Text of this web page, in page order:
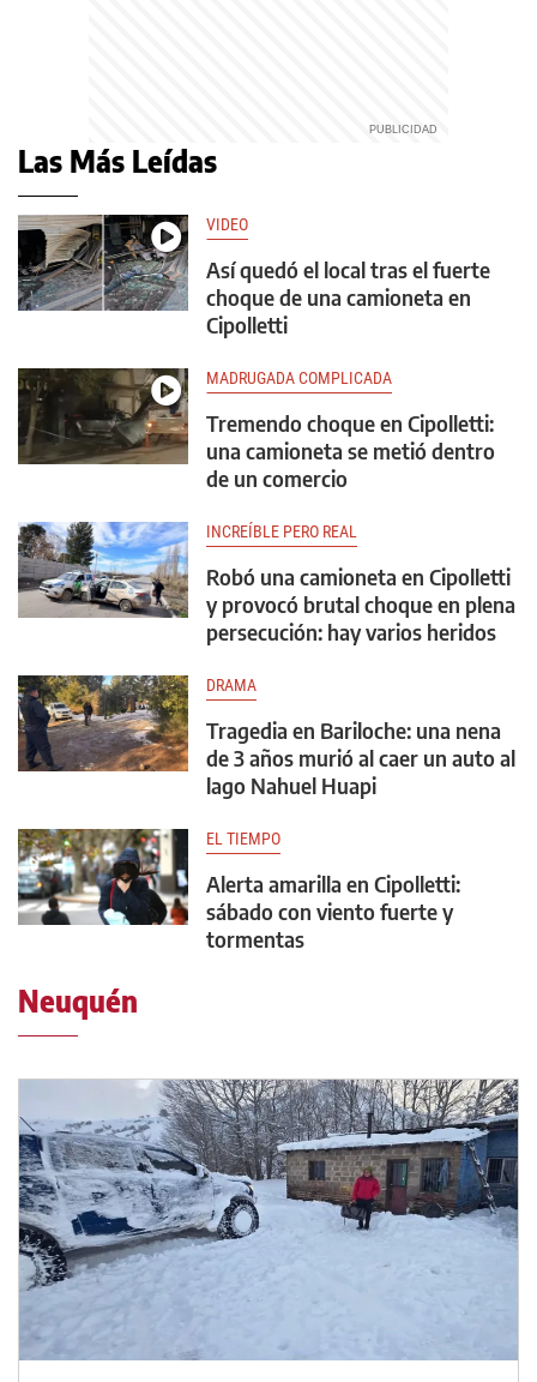
Las Más Leídas
VIDEO
Así quedó el local tras el fuerte
choque de una camioneta en
Cipolletti
MADRUGADA COMPLICADA
Tremendo choque en Cipolletti:
una camioneta se metió dentro
de un comercio
INCREÍBLE PERO REAL
Robó una camioneta en Cipolletti
y provocó brutal choque en plena
persecución: hay varios heridos
DRAMA
Tragedia en Bariloche: una nena
de 3 años murió al caer un auto al
lago Nahuel Huapi
EL TIEMPO
Alerta amarilla en Cipolletti:
sábado con viento fuerte y
tormentas
Neuquén